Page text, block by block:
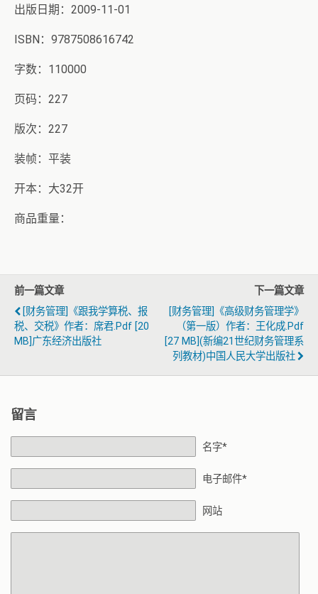
出版日期：2009-11-01
ISBN：9787508616742
字数：110000
页码：227
版次：227
装帧：平装
开本：大32开
商品重量：
前一篇文章
[财务管理]《跟我学算税、报
税、交税》作者：席君.pdf [20
MB]广东经济出版社
下一篇文章
[财务管理]《高级财务管理学》
（第一版）作者：王化成.pdf
[27 MB](新编21世纪财务管理系
列教材)中国人民大学出版社
留言
名字*
电子邮件*
网站